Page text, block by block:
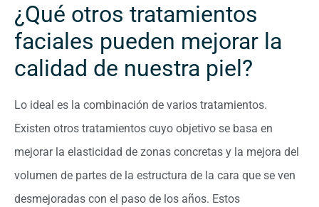
¿Qué otros tratamientos
faciales pueden mejorar la
calidad de nuestra piel?
Lo ideal es la combinación de varios tratamientos.
Existen otros tratamientos cuyo objetivo se basa en
mejorar la elasticidad de zonas concretas y la mejora del
volumen de partes de la estructura de la cara que se ven
desmejoradas con el paso de los años. Estos